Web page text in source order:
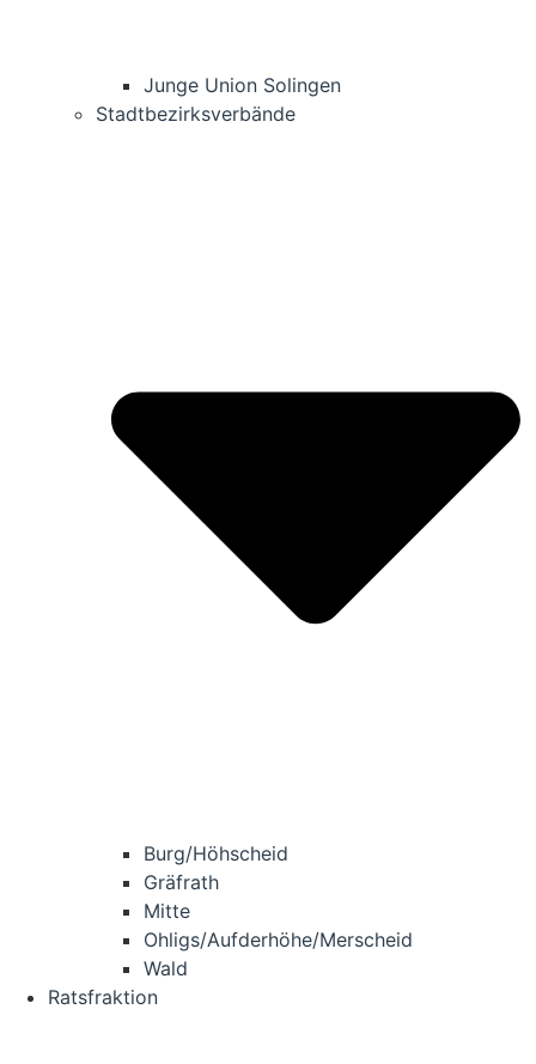
Jun­ge Uni­on Solingen
Stadt­be­zirks­ver­bän­de
Burg/​Höhscheid
Grä­f­rath
Mit­te
Ohligs/​Aufderhöhe/​Merscheid
Wald
Ratsfraktion